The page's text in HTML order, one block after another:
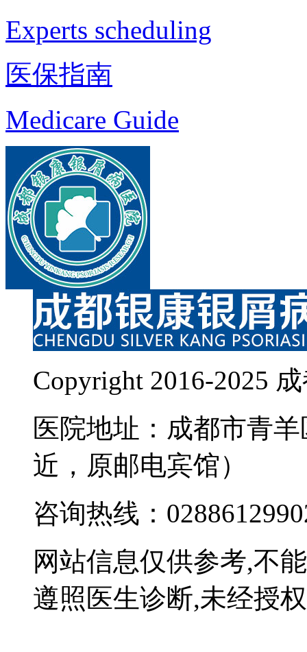
Experts scheduling
医保指南
Medicare Guide
Copyright 2016-2025
医院地址：成都市青
近，原邮电宾馆）
咨询热线：
网站信息仅供参考,不
遵照医生诊断,未经授